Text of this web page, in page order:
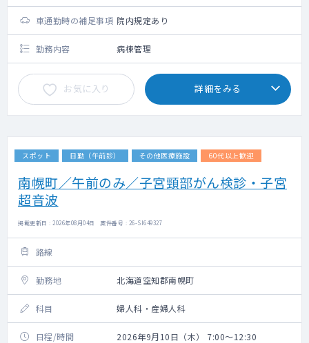
車通勤時の補足事項 院内規定あり
勤務内容 病棟管理
お気に入り 詳細をみる
スポット 日勤（午前診） その他医療施設 60代以上歓迎
南幌町／午前のみ／子宮頸部がん検診・子宮
超音波
掲載更新日 : 2026年08月04日 案件番号 : 26-SI649327
路線
勤務地 北海道空知郡南幌町
科目 婦人科・産婦人科
日程/時間 2026年9月10日（木） 7:00～12:30